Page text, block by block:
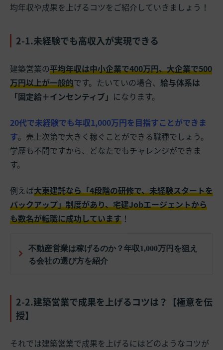
均年収や成果を上げるコツをご紹介していきましょう！
2-1.未経験でも高収入が実現できる
建築営業の平均年収は中小企業で400万円、大企業で500
万円以上が一般的です。たいていの場合、 給与体系は
「固定給＋インセンティブ」 になります。
20代で未経験でも年収1,000万円を目指すことができま
す。売上次第で大きく稼ぐことができる職種でしょう。
学歴も不問ですから、どなたでもチャレンジができま
す。
例えば大東建託なら「4段階の研修で、未経験スタートを
バックアップ」制度があり、宅建Jobエージェントから
も数名が転職に成功しています ！
不動産営業は稼げるのか？年収1,000万円を狙え
る会社の選び方を紹介
2-2.建築営業で成果を上げるコツは？【極意を伝
授】
それでは建築営業で成果を上げるにはどのようなコツが